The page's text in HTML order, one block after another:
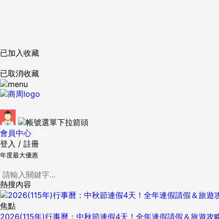
已加入收藏
已取消收藏
會員中心
登入 / 註冊
年度最大優惠
熱搜內容
焦點
2026(115年)行事曆：中秋節連假4天！全年連假請假＆旅遊攻